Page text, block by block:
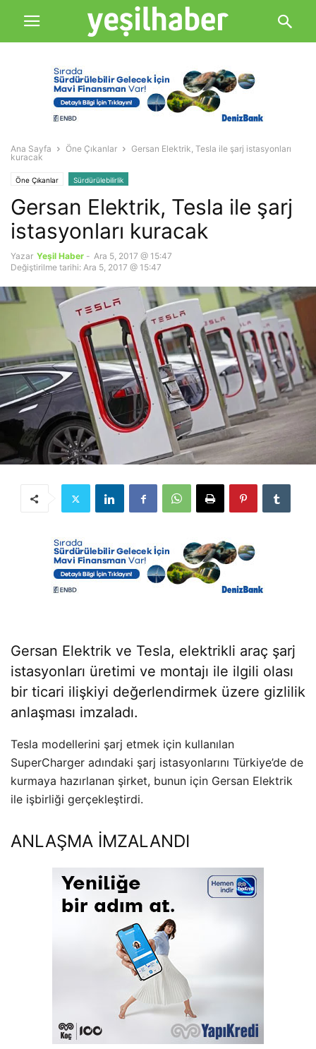
Ana Sayfa Öne Çıkanlar
Gersan Elektrik, Tesla ile şarj istasyonları
kuracak
Öne Çıkanlar Sürdürülebilirlik
Gersan Elektrik, Tesla ile şarj
istasyonları kuracak
Yazar Yeşil Haber - Ara 5, 2017 @ 15:47
Değiştirilme tarihi: Ara 5, 2017 @ 15:47
Gersan Elektrik ve Tesla, elektrikli araç şarj
istasyonları üretimi ve montajı ile ilgili olası
bir ticari ilişkiyi değerlendirmek üzere gizlilik
anlaşması imzaladı.
Tesla modellerini şarj etmek için kullanılan
SuperCharger adındaki şarj istasyonlarını Türkiye’de de
kurmaya hazırlanan şirket, bunun için Gersan Elektrik
ile işbirliği gerçekleştirdi.
ANLAŞMA İMZALANDI